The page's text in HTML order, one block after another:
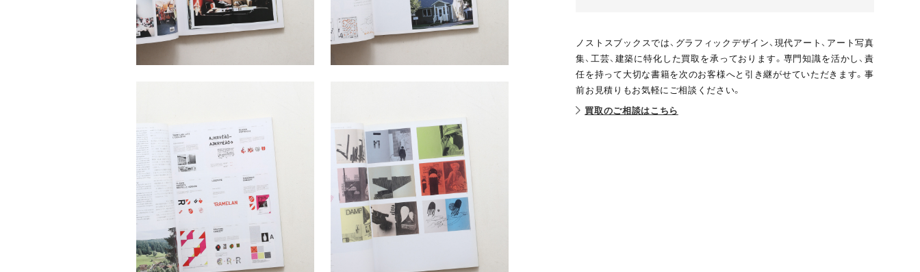
ノストスブックスでは、グラフィックデザイン、現代アート、アート写真
集、工芸、建築に特化した買取を承っております。専門知識を活かし、責
任を持って大切な書籍を次のお客様へと引き継がせていただきます。事
前お見積りもお気軽にご相談ください。
買取のご相談はこちら